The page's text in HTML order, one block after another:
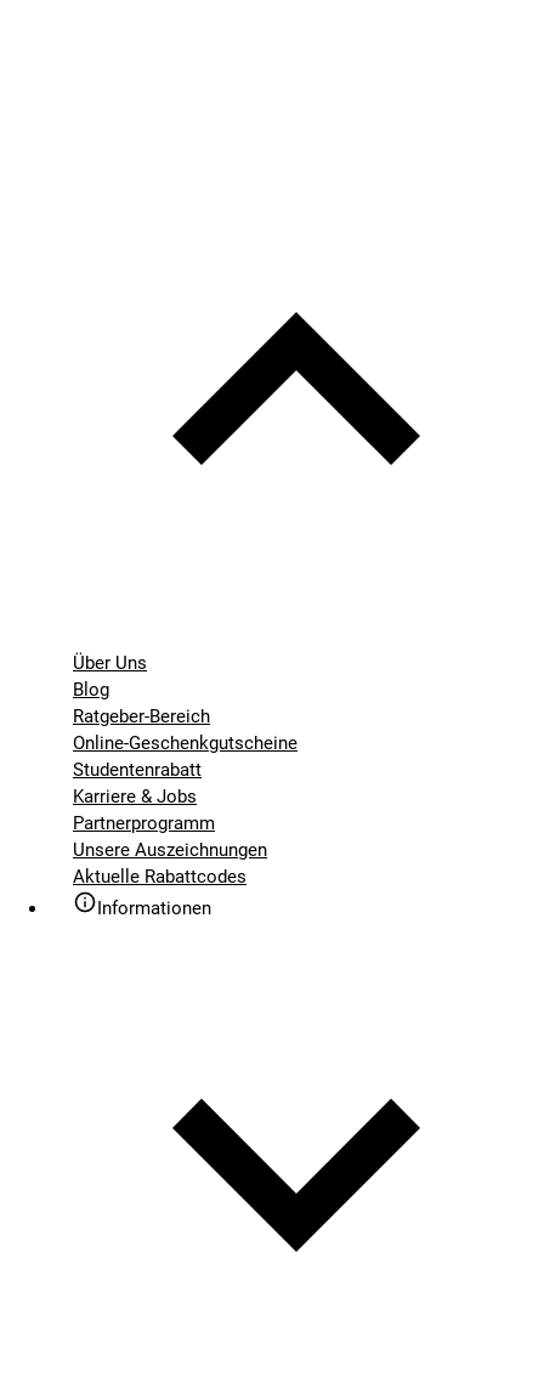
Über Uns
Blog
Ratgeber-Bereich
Online-Geschenkgutscheine
Studentenrabatt
Karriere & Jobs
Partnerprogramm
Unsere Auszeichnungen
Aktuelle Rabattcodes
Informationen